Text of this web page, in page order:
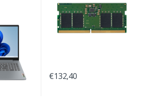
€132,40